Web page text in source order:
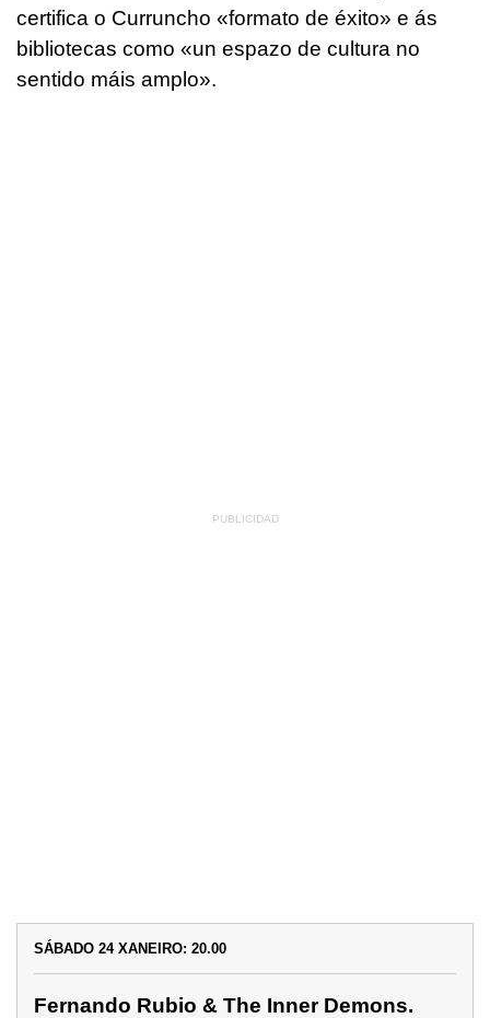
certifica o Curruncho «formato de éxito» e ás
bibliotecas como «un espazo de cultura no
sentido máis amplo».
SÁBADO 24 XANEIRO: 20.00
Fernando Rubio & The Inner Demons.